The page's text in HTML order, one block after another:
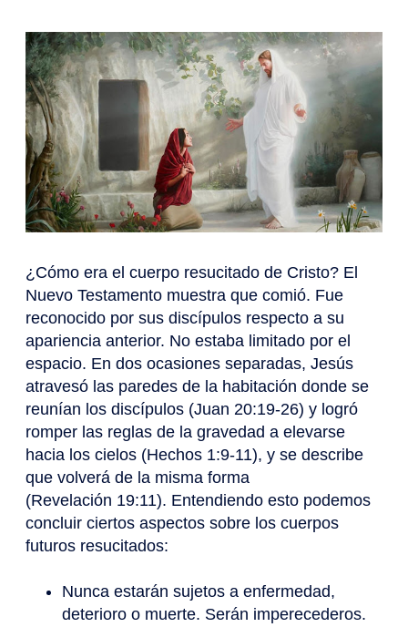
¿Cómo era el cuerpo resucitado de Cristo? El
Nuevo Testamento muestra que comió. Fue
reconocido por sus discípulos respecto a su
apariencia anterior. No estaba limitado por el
espacio. En dos ocasiones separadas, Jesús
atravesó las paredes de la habitación donde se
reunían los discípulos (Juan 20:19-26) y logró
romper las reglas de la gravedad a elevarse
hacia los cielos (Hechos 1:9-11), y se describe
que volverá de la misma forma
(Revelación 19:11). Entendiendo esto podemos
concluir ciertos aspectos sobre los cuerpos
futuros resucitados:
Nunca estarán sujetos a enfermedad,
deterioro o muerte. Serán imperecederos.